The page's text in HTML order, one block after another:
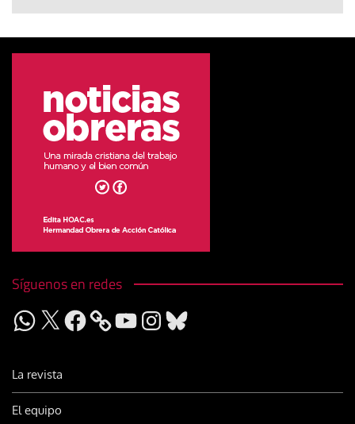
Síguenos en redes
WhatsApp
X Facebook YouTubeInstagram
Bluesky
La revista
El equipo